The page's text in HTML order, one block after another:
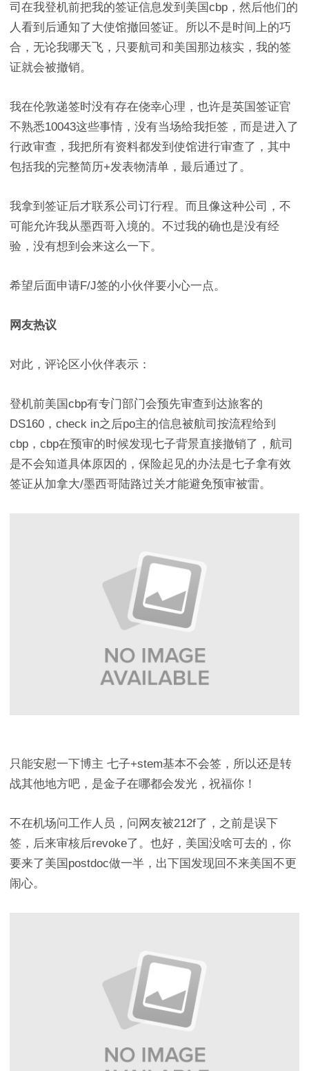
司在我登机前把我的签证信息发到美国cbp，然后他们的
人看到后通知了大使馆撤回签证。所以不是时间上的巧
合，无论我哪天飞，只要航司和美国那边核实，我的签
证就会被撤销。
我在伦敦递签时没有存在侥幸心理，也许是英国签证官
不熟悉10043这些事情，没有当场给我拒签，而是进入了
行政审查，我把所有资料都发到使馆进行审查了，其中
包括我的完整简历+发表物清单，最后通过了。
我拿到签证后才联系公司订行程。而且像这种公司，不
可能允许我从墨西哥入境的。不过我的确也是没有经
验，没有想到会来这么一下。
希望后面申请F/J签的小伙伴要小心一点。
网友热议
对此，评论区小伙伴表示：
登机前美国cbp有专门部门会预先审查到达旅客的
DS160，check in之后po主的信息被航司按流程给到
cbp，cbp在预审的时候发现七子背景直接撤销了，航司
是不会知道具体原因的，保险起见的办法是七子拿有效
签证从加拿大/墨西哥陆路过关才能避免预审被雷。
只能安慰一下博主 七子+stem基本不会签，所以还是转
战其他地方吧，是金子在哪都会发光，祝福你！
不在机场问工作人员，问网友被212f了，之前是误下
签，后来审核后revoke了。也好，美国没啥可去的，你
要来了美国postdoc做一半，出下国发现回不来美国不更
闹心。